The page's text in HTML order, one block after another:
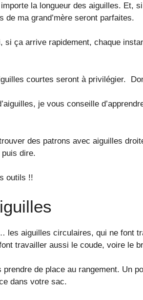
la longueur des aiguilles. Et,
de ma grand’mère seront parfaites.
ça arrive rapidement, chaque
courtes seront à privilégier.
je vous conseille
des patrons avec aiguilles
puis dire.
outils !!
les aiguilles circulaires, qui ne font
travailler aussi le coude, voire le
prendre de place au rangement. Un
dans votre sac.